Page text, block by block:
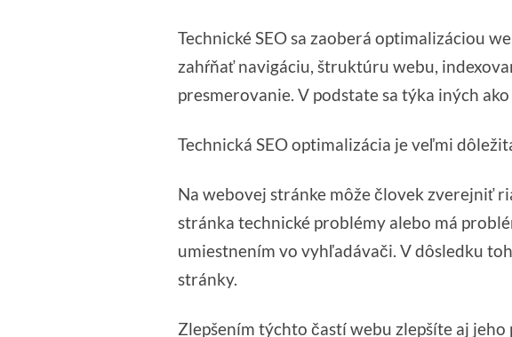
Technické SEO sa zaoberá optimalizáciou
zahŕňať navigáciu, štruktúru webu,
presmerovanie. V podstate sa týka iných
Technická SEO optimalizácia je veľmi
Na webovej stránke môže človek zverejniť
stránka technické problémy alebo má
umiestnením vo vyhľadávači. V dôsledku
stránky.
Zlepšením týchto častí webu zlepšíte aj